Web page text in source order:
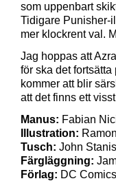
som uppenbart
Tidigare Punisher-
mer klockrent val.
Jag hoppas att
för ska det
kommer att blir
att det finns ett
Manus: Fabian
Illustration:
Tusch: John
Färgläggning:
Förlag: DC Comics